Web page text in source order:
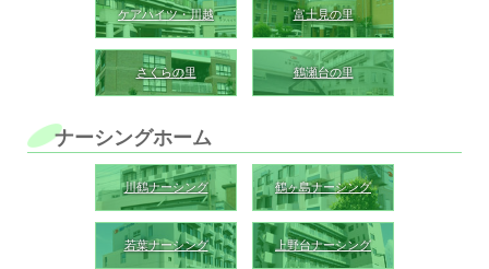
ケアハイツ・川越 富士見の里
さくらの里 鶴瀬台の里
ナーシングホーム
川鶴ナーシング 鶴ヶ島ナーシング
若葉ナーシング 上野台ナーシング